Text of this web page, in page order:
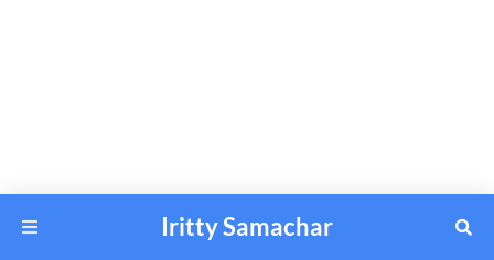
Iritty Samachar